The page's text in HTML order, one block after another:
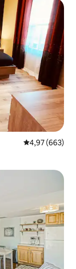
4,97 av 5 i
4,97 (663)